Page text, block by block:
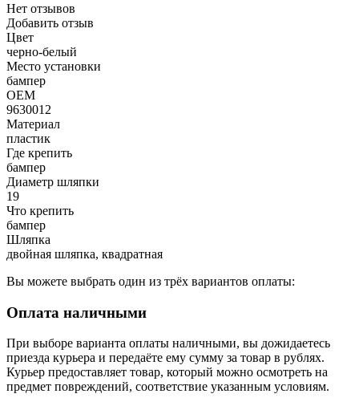
Нет отзывов
Добавить отзыв
Цвет
черно-белый
Место установки
бампер
OEM
9630012
Материал
пластик
Где крепить
бампер
Диаметр шляпки
19
Что крепить
бампер
Шляпка
двойная шляпка, квадратная
Вы можете выбрать один из трёх вариантов оплаты:
Оплата наличными
При выборе варианта оплаты наличными, вы дожидаетесь
приезда курьера и передаёте ему сумму за товар в рублях.
Курьер предоставляет товар, который можно осмотреть на
предмет повреждений, соответствие указанным условиям.